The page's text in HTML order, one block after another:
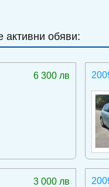
активни обяви:
6 300 лв
3 000 лв